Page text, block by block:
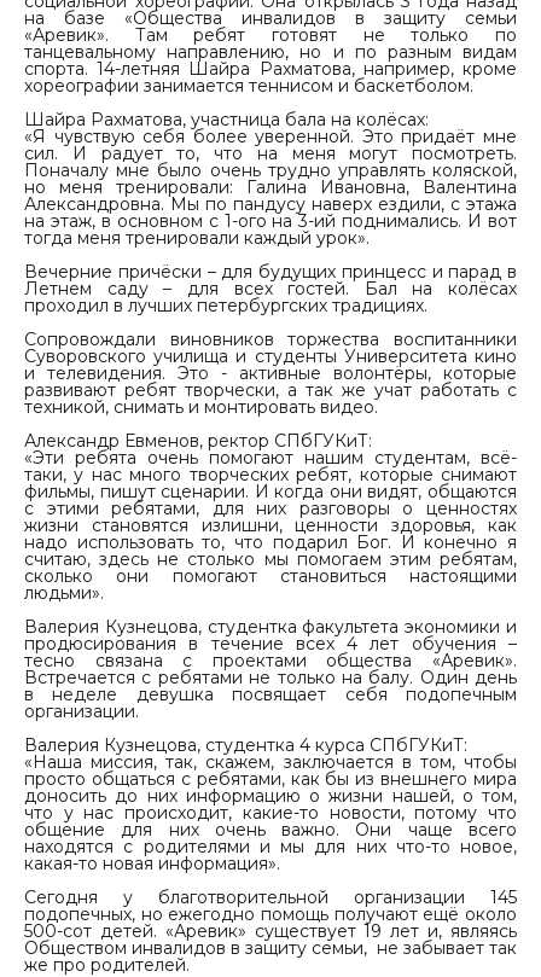
на базе «Общества инвалидов в защиту семьи
«Аревик». Там ребят готовят не только по
танцевальному направлению, но и по разным видам
спорта. 14-летняя Шайра Рахматова, например, кроме
хореографии занимается теннисом и баскетболом.
Шайра Рахматова, участница бала на колёсах:
«Я чувствую себя более уверенной. Это придаёт мне
сил. И радует то, что на меня могут посмотреть.
Поначалу мне было очень трудно управлять коляской,
но меня тренировали: Галина Ивановна, Валентина
Александровна. Мы по пандусу наверх ездили, с этажа
на этаж, в основном с 1-ого на 3-ий поднимались. И вот
тогда меня тренировали каждый урок».
Вечерние причёски – для будущих принцесс и парад в
Летнем саду – для всех гостей. Бал на колёсах
проходил в лучших петербургских традициях.
Сопровождали виновников торжества воспитанники
Суворовского училища и студенты Университета кино
и телевидения. Это - активные волонтёры, которые
развивают ребят творчески, а так же учат работать с
техникой, снимать и монтировать видео.
Александр Евменов, ректор СПбГУКиТ:
«Эти ребята очень помогают нашим студентам, всё-
таки, у нас много творческих ребят, которые снимают
фильмы, пишут сценарии. И когда они видят, общаются
с этими ребятами, для них разговоры о ценностях
жизни становятся излишни, ценности здоровья, как
надо использовать то, что подарил Бог. И конечно я
считаю, здесь не столько мы помогаем этим ребятам,
сколько они помогают становиться настоящими
людьми».
Валерия Кузнецова, студентка факультета экономики и
продюсирования в течение всех 4 лет обучения –
тесно связана с проектами общества «Аревик».
Встречается с ребятами не только на балу. Один день
в неделе девушка посвящает себя подопечным
организации.
Валерия Кузнецова, студентка 4 курса СПбГУКиТ:
«Наша миссия, так, скажем, заключается в том, чтобы
просто общаться с ребятами, как бы из внешнего мира
доносить до них информацию о жизни нашей, о том,
что у нас происходит, какие-то новости, потому что
общение для них очень важно. Они чаще всего
находятся с родителями и мы для них что-то новое,
какая-то новая информация».
Сегодня у благотворительной организации 145
подопечных, но ежегодно помощь получают ещё около
500-сот детей. «Аревик» существует 19 лет и, являясь
Обществом инвалидов в защиту семьи, не забывает так
же про родителей.